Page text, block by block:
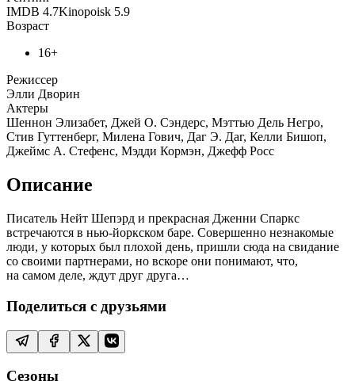
IMDB 4.7Kinopoisk 5.9
Возраст
16+
Режиссер
Элли Дворин
Актеры
Шеннон Элизабет, Джей О. Сэндерс, Мэттью Дель Негро,
Стив Гуттенберг, Милена Гович, Даг Э. Даг, Келли Бишоп,
Джеймс А. Стефенс, Мэдди Кормэн, Джефф Росс
Описание
Писатель Нейт Шепэрд и прекрасная Дженни Спаркс
встречаются в нью-йоркском баре. Совершенно незнакомые
люди, у которых был плохой день, пришли сюда на свидание
со своими партнерами, но вскоре они понимают, что,
на самом деле, ждут друг друга…
Поделиться с друзьями
Сезоны